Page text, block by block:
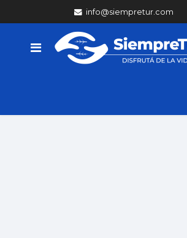
info@siempretur.com